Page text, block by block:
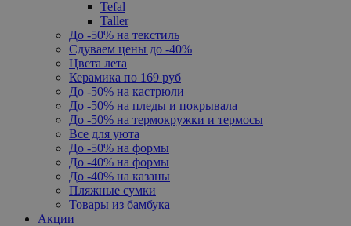
Tefal
Taller
До -50% на текстиль
Сдуваем цены до -40%
Цвета лета
Керамика по 169 руб
До -50% на кастрюли
До -50% на пледы и покрывала
До -50% на термокружки и термосы
Все для уюта
До -50% на формы
До -40% на формы
До -40% на казаны
Пляжные сумки
Товары из бамбука
Акции